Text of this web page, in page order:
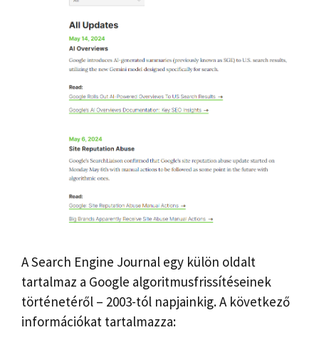
A Search Engine Journal egy külön oldalt
tartalmaz a Google algoritmusfrissítéseinek
történetéről – 2003-tól napjainkig. A következő
információkat tartalmazza: